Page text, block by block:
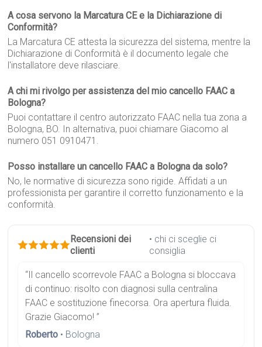
A cosa servono la Marcatura CE e la Dichiarazione di
Conformità?
La Marcatura CE attesta la sicurezza del sistema, mentre la
Dichiarazione di Conformità è il documento legale che
l'installatore deve rilasciare.
A chi mi rivolgo per assistenza del mio cancello FAAC a
Bologna?
Puoi contattare il centro autorizzato FAAC nella tua zona a
Bologna, BO. In alternativa, puoi chiamare Giacomo al
numero 051 0910471.
Posso installare un cancello FAAC a Bologna da solo?
No, le normative di sicurezza sono rigide. Affidati a un
professionista per garantire il corretto funzionamento e la
conformità.
Recensioni dei
clienti
• chi ci sceglie ci
consiglia
“Il cancello scorrevole FAAC a Bologna si bloccava
di continuo: risolto con diagnosi sulla centralina
FAAC e sostituzione finecorsa. Ora apertura fluida.
Grazie Giacomo! ”
Roberto • Bologna